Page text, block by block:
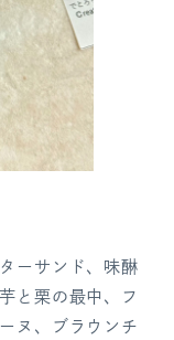
ーサンド、味醂
と栗の最中、フ
ヌ、ブラウンチ